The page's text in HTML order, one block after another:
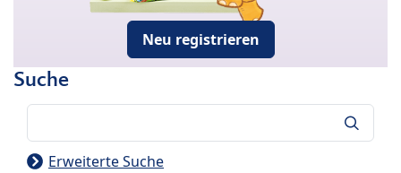
Neu registrieren
Suche
Erweiterte Suche